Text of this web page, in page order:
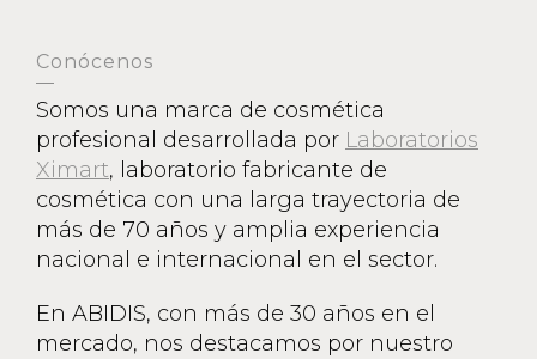
Conócenos
Somos una marca de cosmética
profesional desarrollada por Laboratorios
Ximart, laboratorio fabricante de
cosmética con una larga trayectoria de
más de 70 años y amplia experiencia
nacional e internacional en el sector.
En ABIDIS, con más de 30 años en el
mercado, nos destacamos por nuestro